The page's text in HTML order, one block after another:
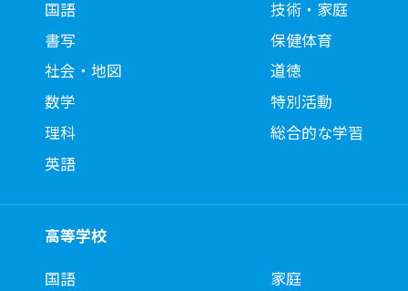
国語
書写
社会・地図
数学
理科
英語
技術・家庭
保健体育
道徳
特別活動
総合的な学習
高等学校
国語
家庭